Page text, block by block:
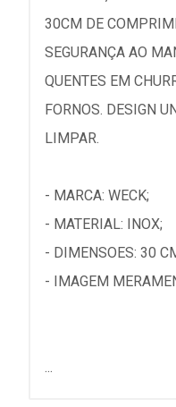
30CM DE
SEGURANÇA AO
QUENTES EM
FORNOS. DESIGN
LIMPAR.
- MARCA: WECK;
- MATERIAL: INOX;
- DIMENSOES: 30
- IMAGEM
...